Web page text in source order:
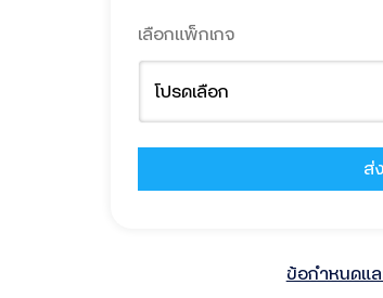
เลือกแพ็กเกจ
ข้อกำหนดแล